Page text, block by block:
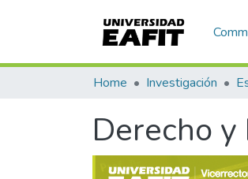
Home Investigación
Derecho y